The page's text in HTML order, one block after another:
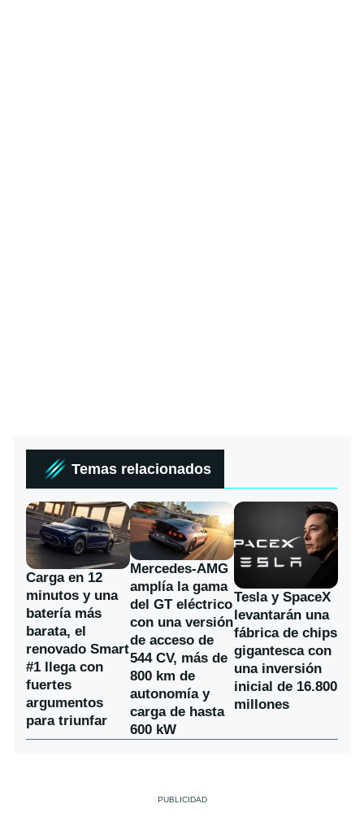
Temas relacionados
Carga en 12
minutos y una
batería más
barata, el
renovado Smart
#1 llega con
fuertes
argumentos
para triunfar
Mercedes-AMG
amplía la gama
del GT eléctrico
con una versión
de acceso de
544 CV, más de
800 km de
autonomía y
carga de hasta
600 kW
Tesla y SpaceX
levantarán una
fábrica de chips
gigantesca con
una inversión
inicial de 16.800
millones